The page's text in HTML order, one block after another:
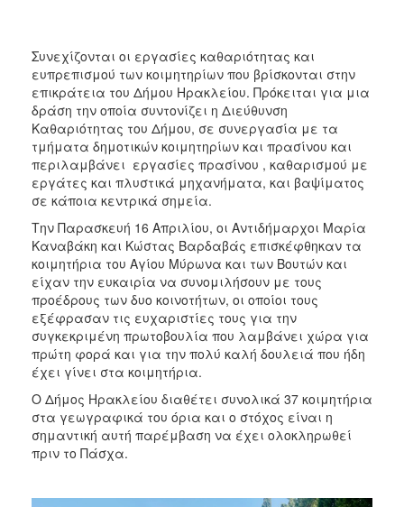
Συνεχίζονται οι εργασίες καθαριότητας και
ευπρεπισμού των κοιμητηρίων που βρίσκονται στην
επικράτεια του Δήμου Ηρακλείου. Πρόκειται για μια
δράση την οποία συντονίζει η Διεύθυνση
Καθαριότητας του Δήμου, σε συνεργασία με τα
τμήματα δημοτικών κοιμητηρίων και πρασίνου και
περιλαμβάνει εργασίες πρασίνου , καθαρισμού με
εργάτες και πλυστικά μηχανήματα, και βαψίματος
σε κάποια κεντρικά σημεία.
Την Παρασκευή 16 Απριλίου, οι Αντιδήμαρχοι Μαρία
Καναβάκη και Κώστας Βαρδαβάς επισκέφθηκαν τα
κοιμητήρια του Αγίου Μύρωνα και των Βουτών και
είχαν την ευκαιρία να συνομιλήσουν με τους
προέδρους των δυο κοινοτήτων, οι οποίοι τους
εξέφρασαν τις ευχαριστίες τους για την
συγκεκριμένη πρωτοβουλία που λαμβάνει χώρα για
πρώτη φορά και για την πολύ καλή δουλειά που ήδη
έχει γίνει στα κοιμητήρια.
Ο Δήμος Ηρακλείου διαθέτει συνολικά 37 κοιμητήρια
στα γεωγραφικά του όρια και ο στόχος είναι η
σημαντική αυτή παρέμβαση να έχει ολοκληρωθεί
πριν το Πάσχα.